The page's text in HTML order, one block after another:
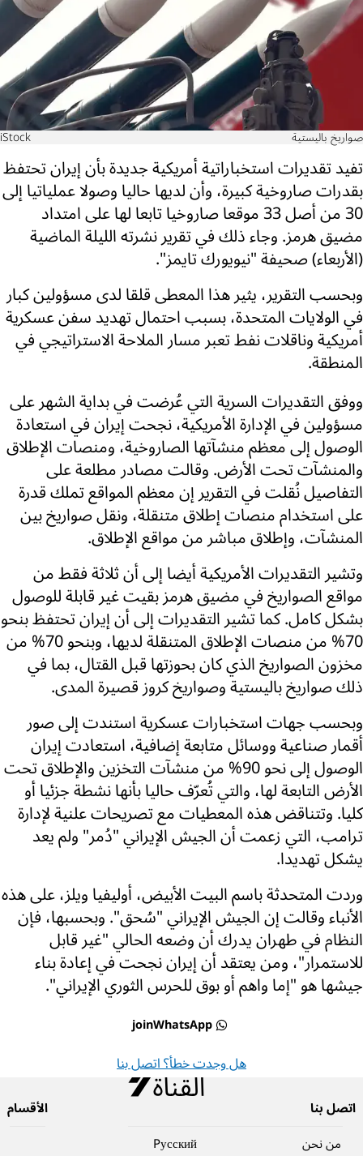
صواريخ باليستية iStock
تفيد تقديرات استخباراتية أمريكية جديدة بأن إيران تحتفظ
بقدرات صاروخية كبيرة، وأن لديها حاليا وصولا عملياتيا إلى
30 من أصل 33 موقعا صاروخيا تابعا لها على امتداد
مضيق هرمز. وجاء ذلك في تقرير نشرته الليلة الماضية
(الأربعاء) صحيفة "نيويورك تايمز".
وبحسب التقرير، يثير هذا المعطى قلقا لدى مسؤولين كبار
في الولايات المتحدة، بسبب احتمال تهديد سفن عسكرية
أمريكية وناقلات نفط تعبر مسار الملاحة الاستراتيجي في
المنطقة.
ووفق التقديرات السرية التي عُرضت في بداية الشهر على
مسؤولين في الإدارة الأمريكية، نجحت إيران في استعادة
الوصول إلى معظم منشآتها الصاروخية، ومنصات الإطلاق
والمنشآت تحت الأرض. وقالت مصادر مطلعة على
التفاصيل نُقلت في التقرير إن معظم المواقع تملك قدرة
على استخدام منصات إطلاق متنقلة، ونقل صواريخ بين
المنشآت، وإطلاق مباشر من مواقع الإطلاق.
وتشير التقديرات الأمريكية أيضا إلى أن ثلاثة فقط من
مواقع الصواريخ في مضيق هرمز بقيت غير قابلة للوصول
بشكل كامل. كما تشير التقديرات إلى أن إيران تحتفظ بنحو
70% من منصات الإطلاق المتنقلة لديها، وبنحو 70% من
مخزون الصواريخ الذي كان بحوزتها قبل القتال، بما في
ذلك صواريخ باليستية وصواريخ كروز قصيرة المدى.
وبحسب جهات استخبارات عسكرية استندت إلى صور
أقمار صناعية ووسائل متابعة إضافية، استعادت إيران
الوصول إلى نحو 90% من منشآت التخزين والإطلاق تحت
الأرض التابعة لها، والتي تُعرّف حاليا بأنها نشطة جزئيا أو
كليا. وتتناقض هذه المعطيات مع تصريحات علنية لإدارة
ترامب، التي زعمت أن الجيش الإيراني "دُمر" ولم يعد
يشكل تهديدا.
وردت المتحدثة باسم البيت الأبيض، أوليفيا ويلز، على هذه
الأنباء وقالت إن الجيش الإيراني "سُحق". وبحسبها، فإن
النظام في طهران يدرك أن وضعه الحالي "غير قابل
للاستمرار"، ومن يعتقد أن إيران نجحت في إعادة بناء
جيشها هو "إما واهم أو بوق للحرس الثوري الإيراني".
joinWhatsApp
هل وجدت خطأ؟ اتصل بنا
اتصل بنا
من نحن
Pусский
الأقسام